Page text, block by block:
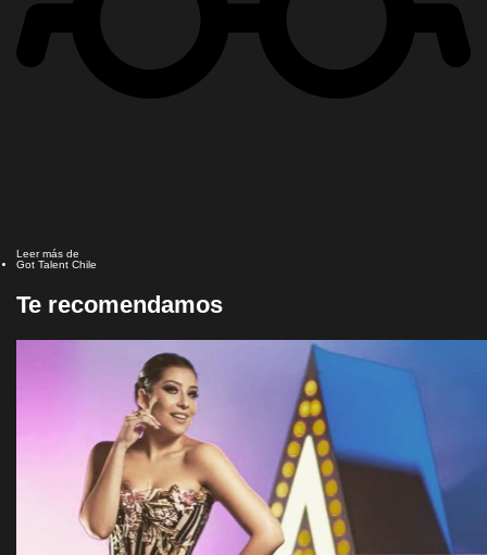
Leer más de
Got Talent Chile
Te recomendamos